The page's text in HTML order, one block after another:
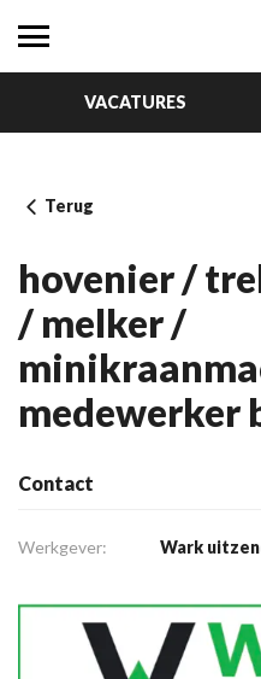
VACATURES
Terug
hovenier /
/ melker /
medewerker
Contact
Werkgever: Wark